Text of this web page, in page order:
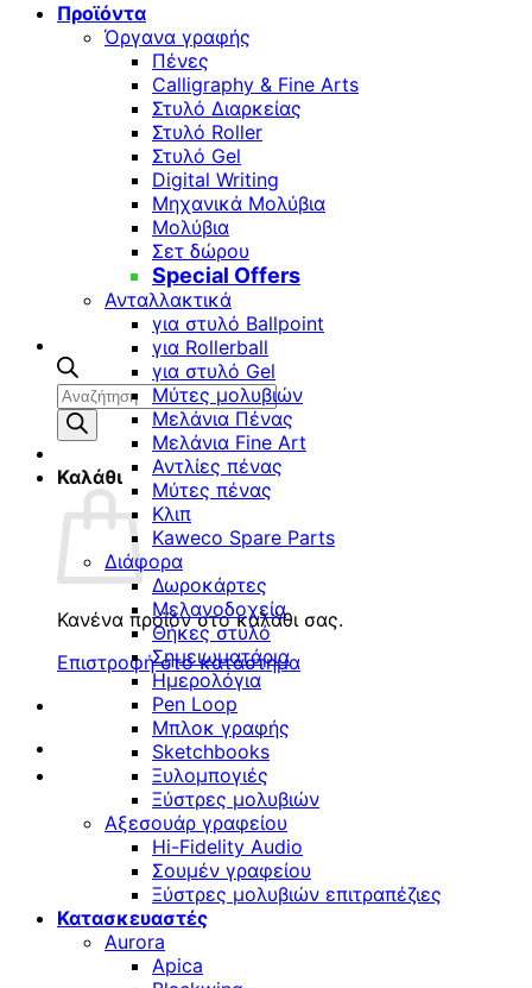
Αναζήτηση
προϊόντων
Καλάθι
Κανένα προϊόν στο καλάθι σας.
Επιστροφή στο κατάστημα
Προϊόντα
Όργανα γραφής
Πένες
Calligraphy & Fine Arts
Στυλό Διαρκείας
Στυλό Roller
Στυλό Gel
Digital Writing
Μηχανικά Μολύβια
Μολύβια
Σετ δώρου
Special Offers
Ανταλλακτικά
για στυλό Ballpoint
για Rollerball
για στυλό Gel
Μύτες μολυβιών
Μελάνια Πένας
Μελάνια Fine Art
Αντλίες πένας
Μύτες πένας
Κλιπ
Kaweco Spare Parts
Διάφορα
Δωροκάρτες
Μελανοδοχεία
Θήκες στυλό
Σημειωματάρια
Ημερολόγια
Pen Loop
Μπλοκ γραφής
Sketchbooks
Ξυλομπογιές
Ξύστρες μολυβιών
Αξεσουάρ γραφείου
Hi-Fidelity Audio
Σουμέν γραφείου
Ξύστρες μολυβιών επιτραπέζιες
Κατασκευαστές
Aurora
Apica